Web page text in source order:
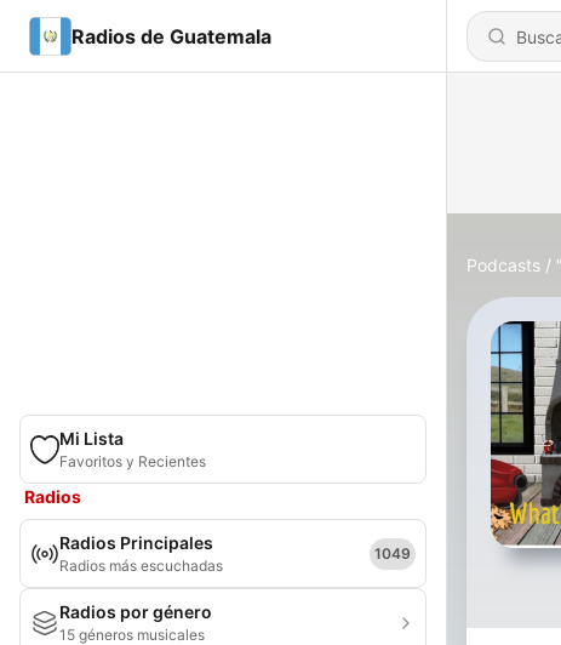
Radios de Guatemala
Mi Lista
Favoritos y Recientes
Radios
Radios Principales
Radios más escuchadas
1049
Radios por género
15 géneros musicales
Podcasts